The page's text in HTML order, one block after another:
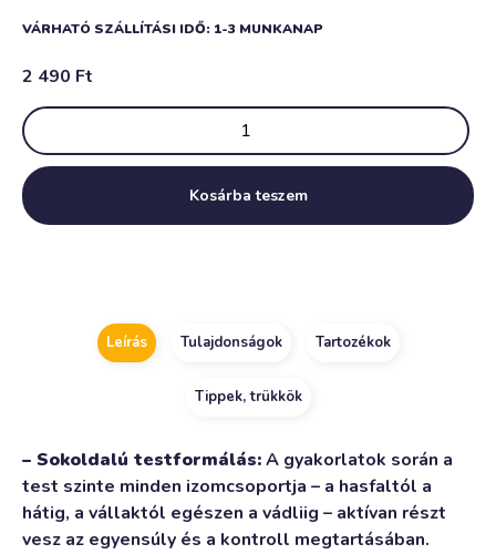
VÁRHATÓ SZÁLLÍTÁSI IDŐ: 1-3 MUNKANAP
2 490 Ft
Kosárba teszem
Leírás Tulajdonságok Tartozékok
Tippek, trükkök
– Sokoldalú testformálás:A gyakorlatok során a
test szinte minden izomcsoportja – a hasfaltól a
hátig, a vállaktól egészen a vádliig – aktívan részt
vesz az egyensúly és a kontroll megtartásában.